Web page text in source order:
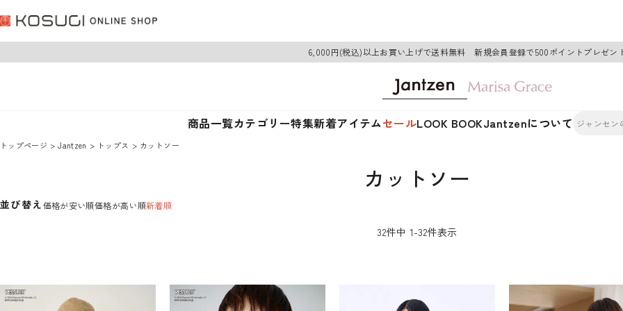
6,000円(税込)以上お買い上げで送料無料 新規会員登録で500ポイントプレゼン
商品一覧カテゴリー特集新着アイテムセールLOOK BOOKJantzenについて
トップページ Jantzen トップス カットソー
カットソー
並び替え価格が安い順価格が高い順新着順
32件中 1-32件表示